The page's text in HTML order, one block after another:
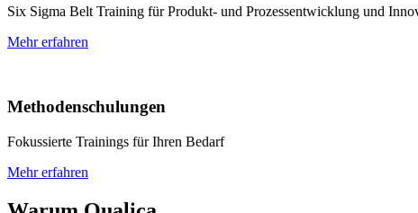
Six Sigma Belt Training für Produkt- und Prozessentwicklung und
Mehr erfahren
Methodenschulungen
Fokussierte Trainings für Ihren Bedarf
Mehr erfahren